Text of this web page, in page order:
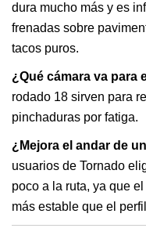
dura mucho más y es
frenadas sobre
tacos puros.
¿Qué cámara va para
rodado 18 sirven para
pinchaduras por fatiga.
¿Mejora el andar de
usuarios de Tornado
poco a la ruta, ya que
más estable que el